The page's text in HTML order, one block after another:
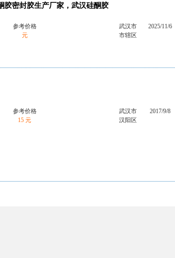
胶密封胶生产厂家，武汉硅酮胶
参考价格
元
武汉市
市辖区
2025/11/6
参考价格
15 元
武汉市
汉阳区
2017/9/8